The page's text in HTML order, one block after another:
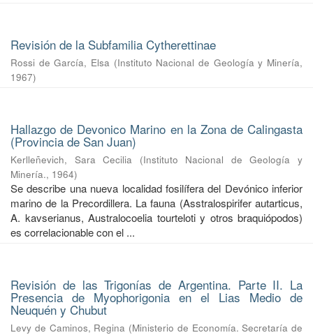
Revisión de la Subfamilia Cytherettinae
Rossi de García, Elsa (Instituto Nacional de Geología y Minería,
1967)
Hallazgo de Devonico Marino en la Zona de Calingasta
(Provincia de San Juan)
Kerlleñevich, Sara Cecilia (Instituto Nacional de Geología y
Minería., 1964)
Se describe una nueva localidad fosilífera del Devónico inferior
marino de la Precordillera. La fauna (Asstralospirifer autarticus,
A. kavserianus, Australocoelia tourteloti y otros braquiópodos)
es correlacionable con el ...
Revisión de las Trigonías de Argentina. Parte II. La
Presencia de Myophorigonia en el Lias Medio de
Neuquén y Chubut
Levy de Caminos, Regina (Ministerio de Economía. Secretaría de